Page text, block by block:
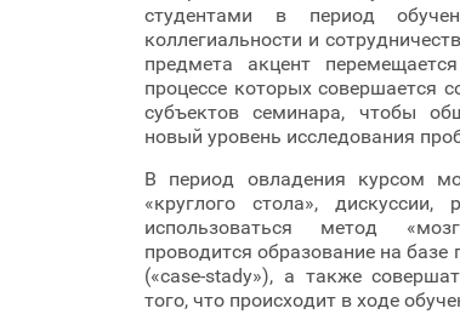
студентами в период
коллегиальности и
предмета акцент
процессе которых совершается
субъектов семинара, чтобы
новый уровень исследования
В период овладения курсом
«круглого стола»,
использоваться метод
проводится образование на базе
(«case-stady»), а также
того, что происходит в ходе